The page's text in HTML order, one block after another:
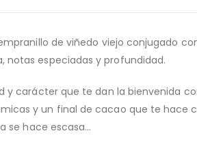
de viñedo viejo conjugado
notas especiadas y profundidad.
y carácter que te dan la bienvenida
y un final de cacao que te hace
se hace escasa…